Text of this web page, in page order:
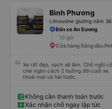
Bình Phương
Limousine giường nằm
Bến xe An Sương
10 giờ
Cửa hàng Xăng dầu
Xe rất đẹp, sạch sẽ lắm. Chỗ ngồi
che ngăn cách 2 buồng đôi cuối xe.
thoải mái và hài hước.
Không cần thanh toán trước
Xác nhận chỗ ngay lập tức